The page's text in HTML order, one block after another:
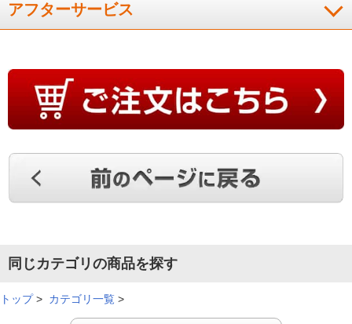
除湿力に満足、消臭機能もうれしい
本当に水タンクに除湿した水が溜まってびっくりでしたこれか
ら活躍してくれそうで安心です またプラズマクラスタ－機能
とても快適に過ごせて最高
除湿器を探していました。とても快適に過ごせて最高です。た
できません。
（神奈川県50代
アフターサービス
同じカテゴリの商品を探す
トップ> カテゴリ一覧 >